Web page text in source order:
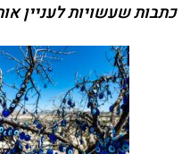
כתבות שעשויות לעניין